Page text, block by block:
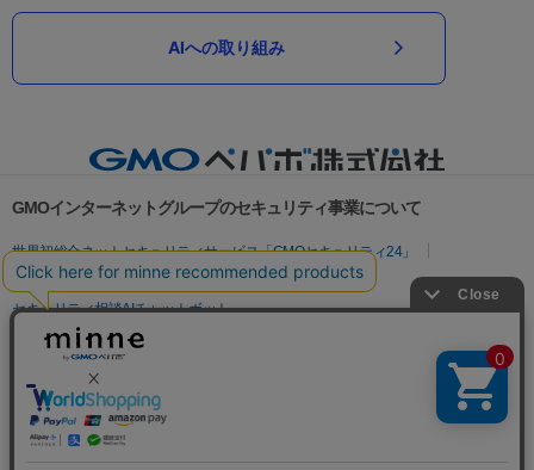
AIへの取り組み
GMOインターネットグループのセキュリティ事業について
世界初総合ネットセキュリティサービス「GMOセキュリティ24」
パスワード漏洩診断
Webサイトリスク診断
セキュリティ相談AIチャットボット
実在証明・盗聴対策
サイバー攻撃対策（GMO Flatt Security）
セキュリティ事業の軌跡